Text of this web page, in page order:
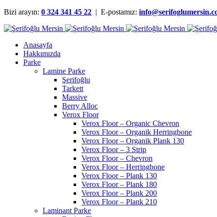
Bizi arayın: 0 324 341 45 22 | E-postamız:
Anasayfa
Hakkımızda
Parke
Lamine Parke
Şerifoğlu
Tarkett
Massive
Berry Alloc
Verox Floor
Verox Floor – Organic Chevron
Verox Floor – Organik Herringbone
Verox Floor – Organik Plank 130
Verox Floor – 3 Strip
Verox Floor – Chevron
Verox Floor – Herringbone
Verox Floor – Plank 130
Verox Floor – Plank 180
Verox Floor – Plank 200
Verox Floor – Plank 210
Laminant Parke